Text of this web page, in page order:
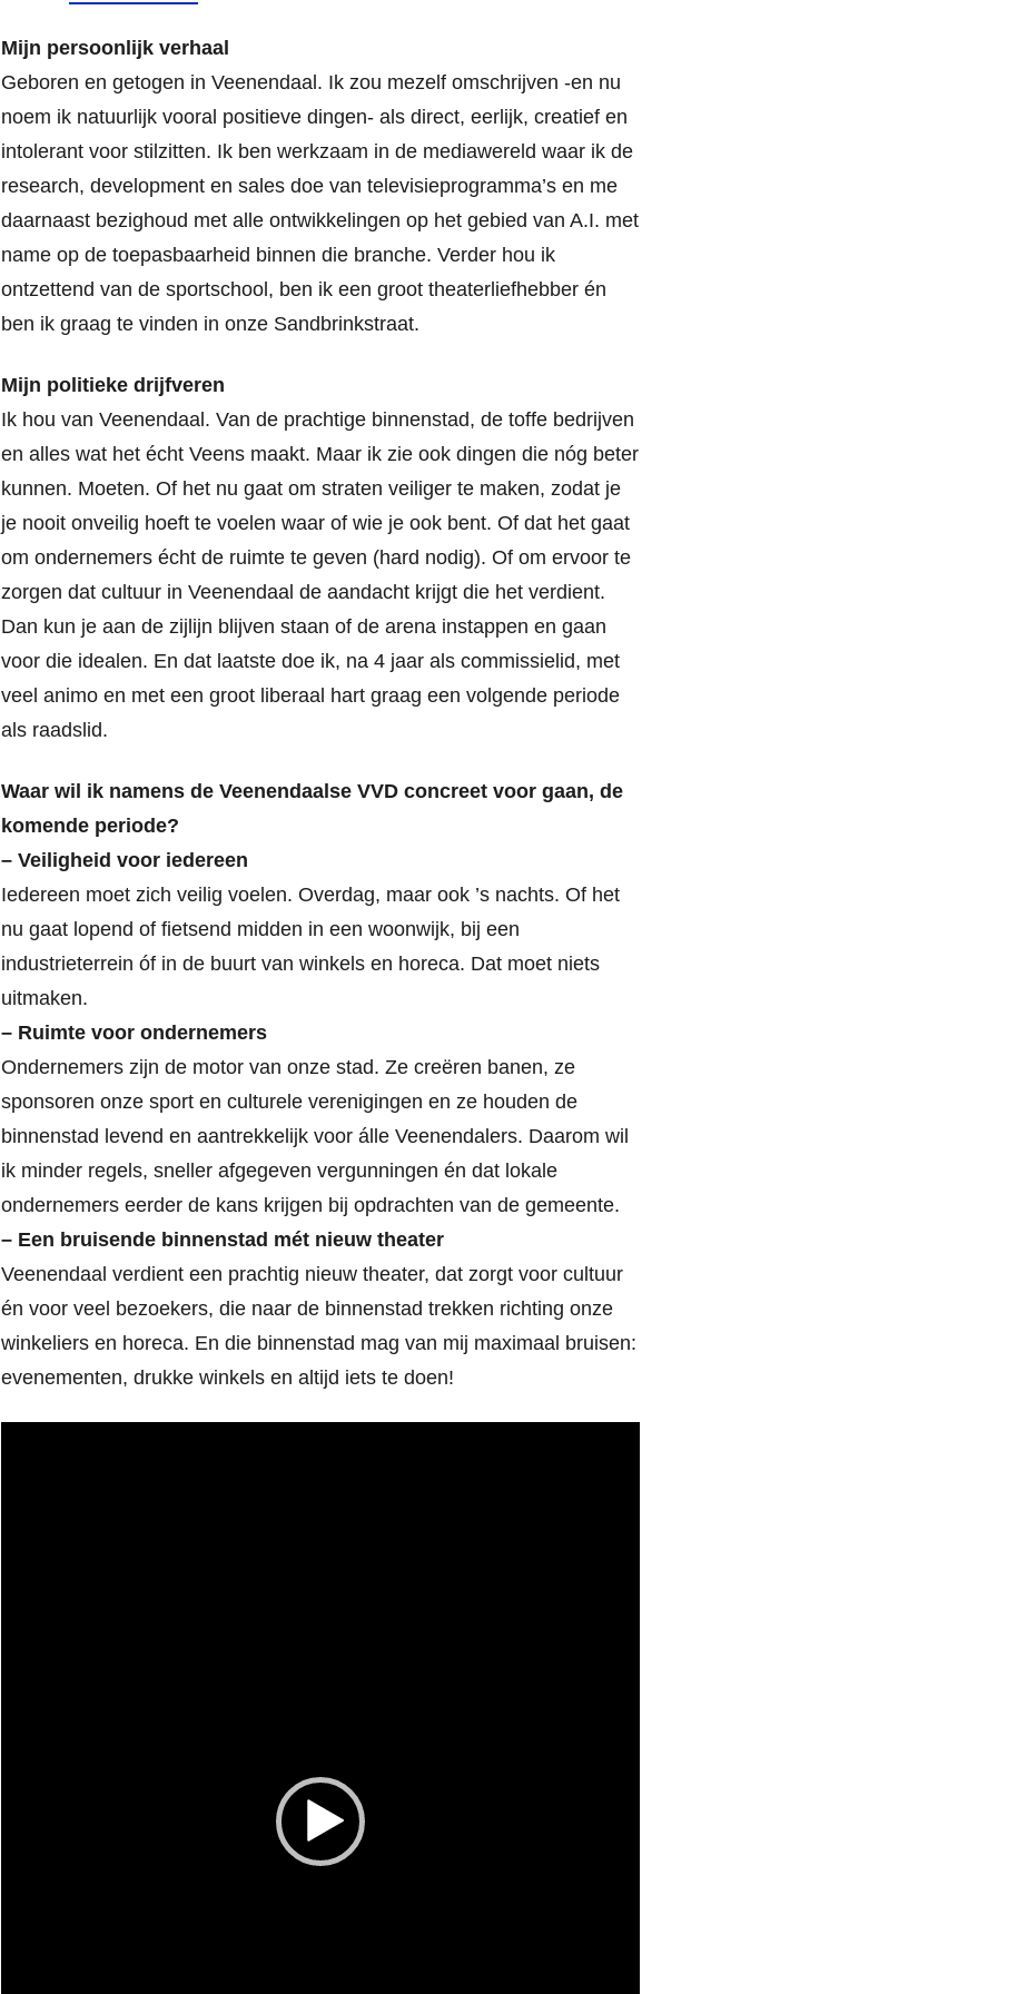
Mijn persoonlijk verhaal
Geboren en getogen in Veenendaal. Ik zou mezelf omschrijven -en nu
noem ik natuurlijk vooral positieve dingen- als direct, eerlijk, creatief en
intolerant voor stilzitten. Ik ben werkzaam in de mediawereld waar ik de
research, development en sales doe van televisieprogramma’s en me
daarnaast bezighoud met alle ontwikkelingen op het gebied van A.I. met
name op de toepasbaarheid binnen die branche. Verder hou ik
ontzettend van de sportschool, ben ik een groot theaterliefhebber én
ben ik graag te vinden in onze Sandbrinkstraat.
Mijn politieke drijfveren
Ik hou van Veenendaal. Van de prachtige binnenstad, de toffe bedrijven
en alles wat het écht Veens maakt. Maar ik zie ook dingen die nóg beter
kunnen. Moeten. Of het nu gaat om straten veiliger te maken, zodat je
je nooit onveilig hoeft te voelen waar of wie je ook bent. Of dat het gaat
om ondernemers écht de ruimte te geven (hard nodig). Of om ervoor te
zorgen dat cultuur in Veenendaal de aandacht krijgt die het verdient.
Dan kun je aan de zijlijn blijven staan of de arena instappen en gaan
voor die idealen. En dat laatste doe ik, na 4 jaar als commissielid, met
veel animo en met een groot liberaal hart graag een volgende periode
als raadslid.
Waar wil ik namens de Veenendaalse VVD concreet voor gaan, de
komende periode?
– Veiligheid voor iedereen
Iedereen moet zich veilig voelen. Overdag, maar ook ’s nachts. Of het
nu gaat lopend of fietsend midden in een woonwijk, bij een
industrieterrein óf in de buurt van winkels en horeca. Dat moet niets
uitmaken.
– Ruimte voor ondernemers
Ondernemers zijn de motor van onze stad. Ze creëren banen, ze
sponsoren onze sport en culturele verenigingen en ze houden de
binnenstad levend en aantrekkelijk voor álle Veenendalers. Daarom wil
ik minder regels, sneller afgegeven vergunningen én dat lokale
ondernemers eerder de kans krijgen bij opdrachten van de gemeente.
– Een bruisende binnenstad mét nieuw theater
Veenendaal verdient een prachtig nieuw theater, dat zorgt voor cultuur
én voor veel bezoekers, die naar de binnenstad trekken richting onze
winkeliers en horeca. En die binnenstad mag van mij maximaal bruisen:
evenementen, drukke winkels en altijd iets te doen!